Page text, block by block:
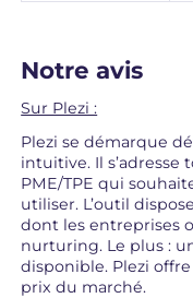
Notre avis
Sur Plezi :
Plezi se démarque
intuitive. Il
PME/TPE qui
utiliser. L’outil
dont les entreprises
nurturing. Le plus :
disponible. Plezi
prix du marché.